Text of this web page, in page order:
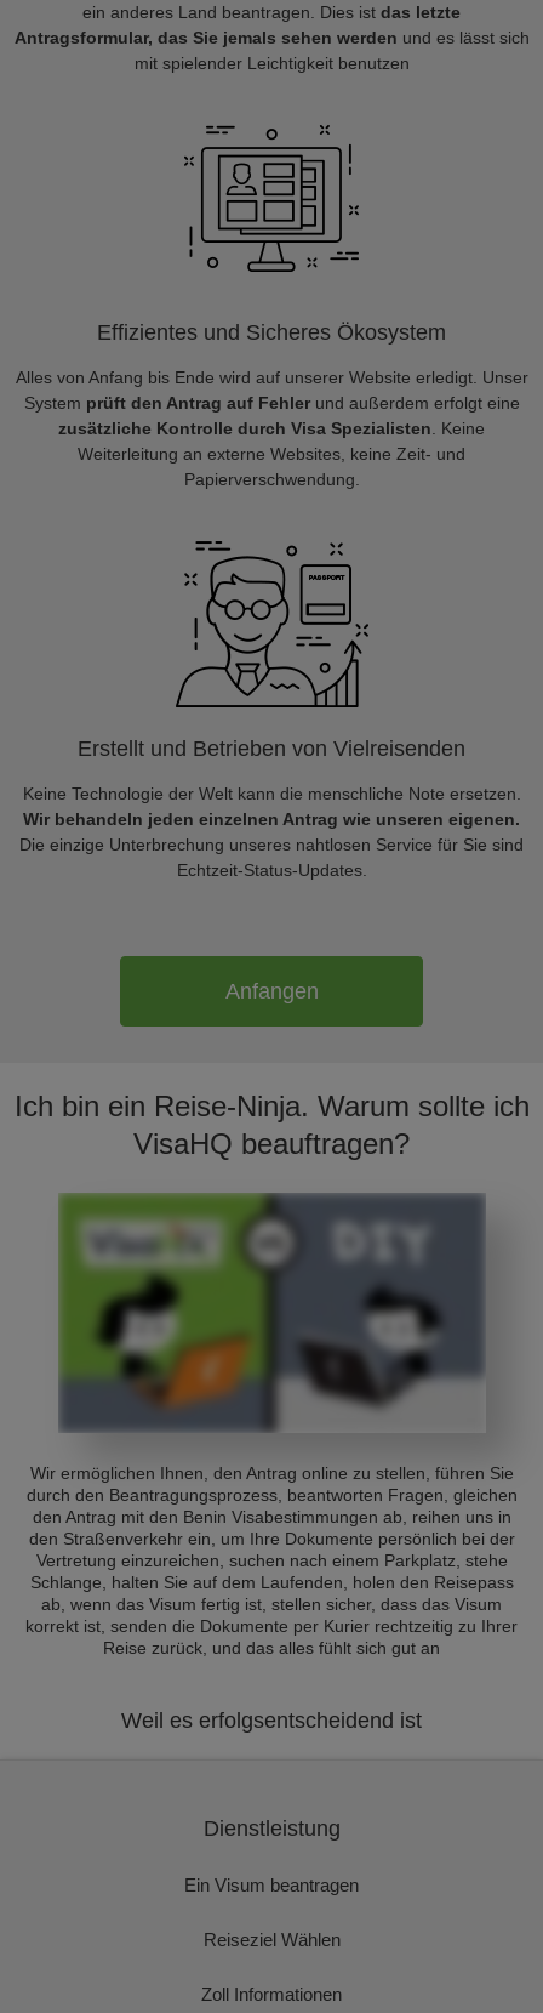
ein anderes Land beantragen. Dies ist das letzte
Antragsformular, das Sie jemals sehen werden und es lässt sich
mit spielender Leichtigkeit benutzen
Effizientes und Sicheres Ökosystem
Alles von Anfang bis Ende wird auf unserer Website erledigt. Unser
System prüft den Antrag auf Fehlerund außerdem erfolgt eine
zusätzliche Kontrolle durch Visa Spezialisten . Keine
Weiterleitung an externe Websites, keine Zeit- und
Papierverschwendung.
Erstellt und Betrieben von Vielreisenden
Keine Technologie der Welt kann die menschliche Note ersetzen.
Wir behandeln jeden einzelnen Antrag wie unseren eigenen.
Die einzige Unterbrechung unseres nahtlosen Service für Sie sind
Echtzeit-Status-Updates.
Anfangen
Ich bin ein Reise-Ninja. Warum sollte ich
VisaHQ beauftragen?
Wir ermöglichen Ihnen, den Antrag online zu stellen, führen Sie
durch den Beantragungsprozess, beantworten Fragen, gleichen
den Antrag mit den Benin Visabestimmungen ab, reihen uns in
den Straßenverkehr ein, um Ihre Dokumente persönlich bei der
Vertretung einzureichen, suchen nach einem Parkplatz, stehe
Schlange, halten Sie auf dem Laufenden, holen den Reisepass
ab, wenn das Visum fertig ist, stellen sicher, dass das Visum
korrekt ist, senden die Dokumente per Kurier rechtzeitig zu Ihrer
Reise zurück, und das alles fühlt sich gut an
Weil es erfolgsentscheidend ist
Dienstleistung
Ein Visum beantragen
Reiseziel Wählen
Zoll Informationen